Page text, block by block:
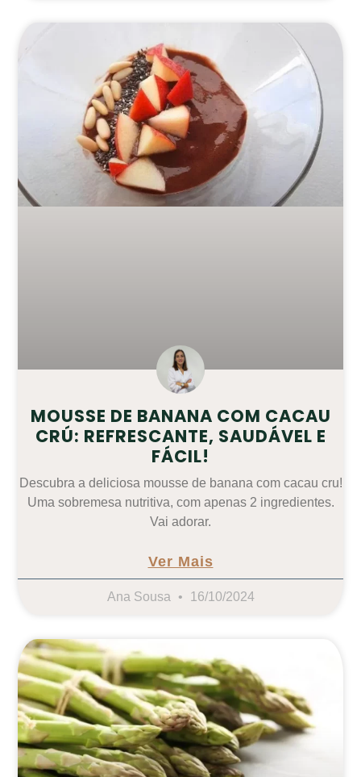
MOUSSE DE BANANA COM CACAU
CRÚ: REFRESCANTE, SAUDÁVEL E
FÁCIL!
Descubra a deliciosa mousse de banana com cacau cru!
Uma sobremesa nutritiva, com apenas 2 ingredientes.
Vai adorar.
Ver Mais
Ana Sousa 16/10/2024